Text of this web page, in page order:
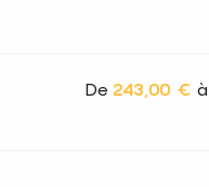
De 243,00 € à